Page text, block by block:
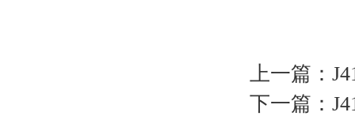
上一篇：
下一篇：